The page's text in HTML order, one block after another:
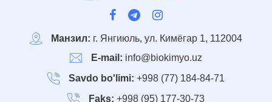
Манзил: г. Янгиюль, ул. Кимёгар 1, 112004
E-mail: info@biokimyo.uz
Savdo bo'limi: +998 (77) 184-84-71
Faks: +998 (95) 177-30-73